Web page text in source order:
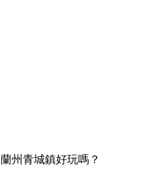
蘭州青城鎮好玩嗎？